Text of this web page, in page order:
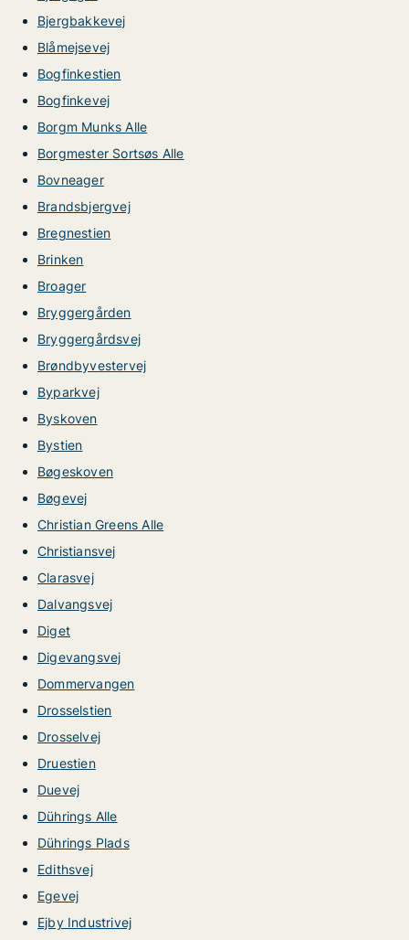
Bjergbakkevej
Blåmejsevej
Bogfinkestien
Bogfinkevej
Borgm Munks Alle
Borgmester Sortsøs Alle
Bovneager
Brandsbjergvej
Bregnestien
Brinken
Broager
Bryggergården
Bryggergårdsvej
Brøndbyvestervej
Byparkvej
Byskoven
Bystien
Bøgeskoven
Bøgevej
Christian Greens Alle
Christiansvej
Clarasvej
Dalvangsvej
Diget
Digevangsvej
Dommervangen
Drosselstien
Drosselvej
Druestien
Duevej
Dührings Alle
Dührings Plads
Edithsvej
Egevej
Ejby Industrivej